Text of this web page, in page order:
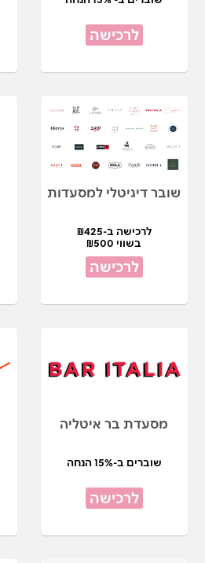
לרכישה
שובר דיגיטלי למסעדות
לרכישה ב-₪425
בשווי ₪500
לרכישה
מסעדת בר איטליה
שוברים ב-15% הנחה
לרכישה